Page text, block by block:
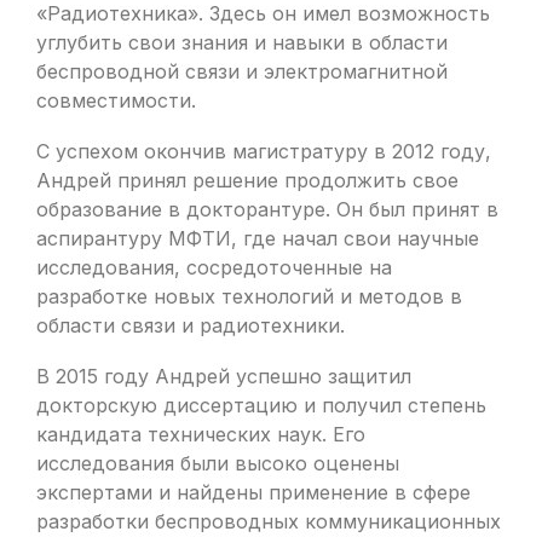
«Радиотехника». Здесь он имел возможность
углубить свои знания и навыки в области
беспроводной связи и электромагнитной
совместимости.
С успехом окончив магистратуру в 2012 году,
Андрей принял решение продолжить свое
образование в докторантуре. Он был принят в
аспирантуру МФТИ, где начал свои научные
исследования, сосредоточенные на
разработке новых технологий и методов в
области связи и радиотехники.
В 2015 году Андрей успешно защитил
докторскую диссертацию и получил степень
кандидата технических наук. Его
исследования были высоко оценены
экспертами и найдены применение в сфере
разработки беспроводных коммуникационных